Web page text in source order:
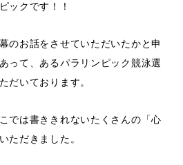
ックです！！
のお話をさせていただいたかと申
って、あるパラリンピック競泳選
だいております。
では書ききれないたくさんの「心
ただきました。